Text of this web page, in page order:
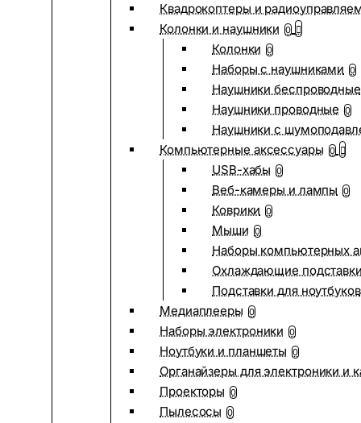
Квадрокоптеры и
Колонки и наушники 0
Колонки 0
Наборы с наушниками 0
Наушники беспроводные
Наушники проводные 0
Наушники с
Компьютерные аксессуары 0
USB-хабы 0
Веб-камеры и лампы 0
Коврики 0
Мыши 0
Наборы компьютерных
Охлаждающие
Подставки для ноутбуков
Медиаплееры 0
Наборы электроники 0
Ноутбуки и планшеты 0
Органайзеры для электроники и
Проекторы 0
Пылесосы 0